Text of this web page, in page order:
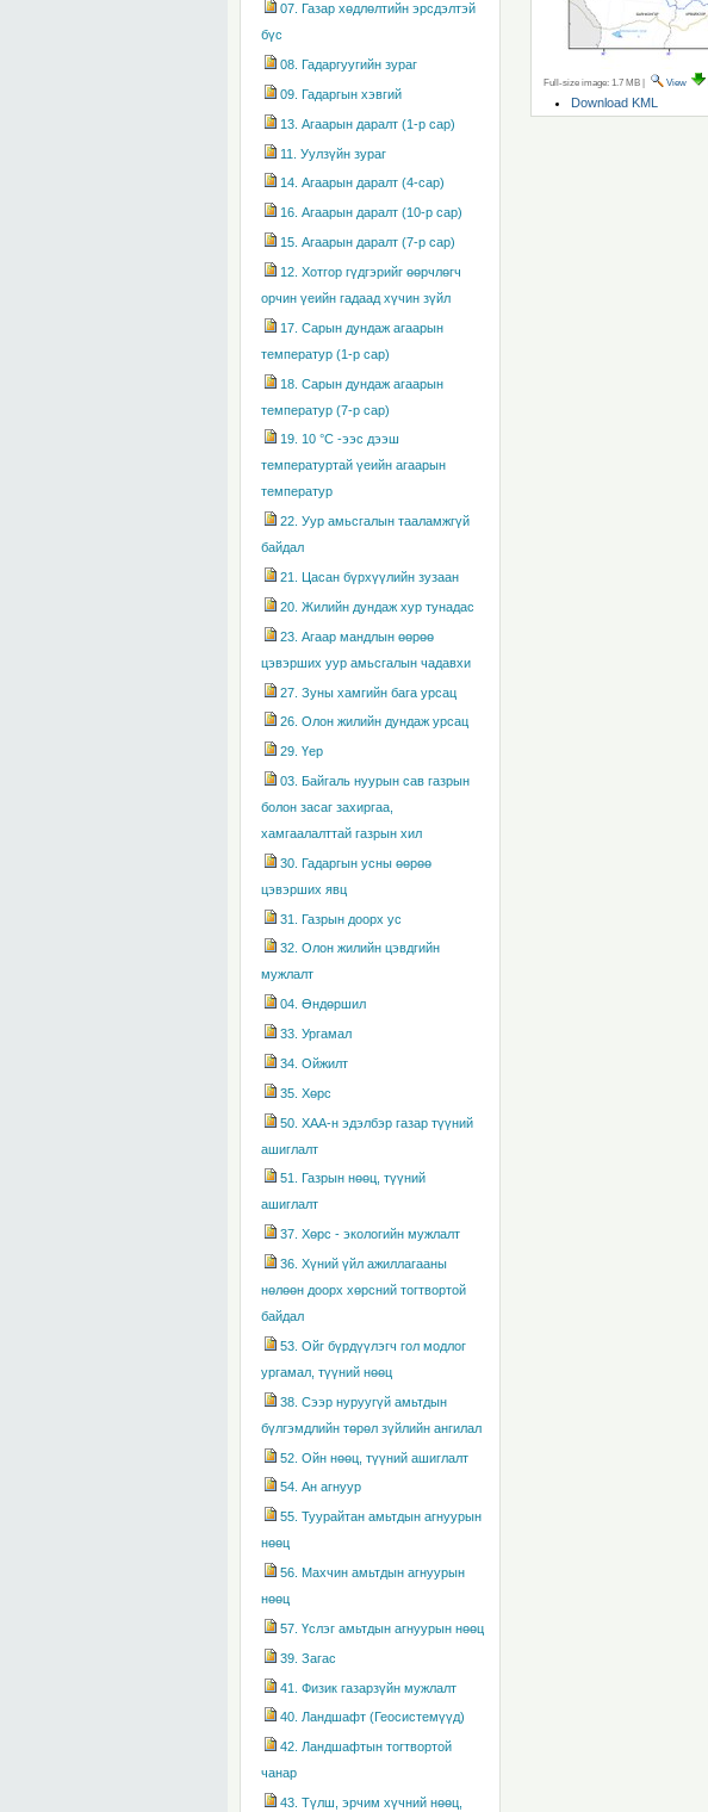
Full-size image: 1.7 MB | View
Document
Actions
Download KML
07. Газар хөдлөлтийн эрсдэлтэй
бүс
08. Гадаргуугийн зураг
09. Гадаргын хэвгий
13. Агаарын даралт (1-р сар)
11. Уулзүйн зураг
14. Агаарын даралт (4-сар)
16. Агаарын даралт (10-р сар)
15. Агаарын даралт (7-р сар)
12. Хотгор гүдгэрийг өөрчлөгч
орчин үеийн гадаад хүчин зүйл
17. Сарын дундаж агаарын
температур (1-р сар)
18. Сарын дундаж агаарын
температур (7-р сар)
19. 10 °С -ээс дээш
температуртай үеийн агаарын
температур
22. Уур амьсгалын тааламжгүй
байдал
21. Цасан бүрхүүлийн зузаан
20. Жилийн дундаж хур тунадас
23. Агаар мандлын өөрөө
цэвэрших уур амьсгалын чадавхи
27. Зуны хамгийн бага урсац
26. Олон жилийн дундаж урсац
29. Үер
03. Байгаль нуурын сав газрын
болон засаг захиргаа,
хамгаалалттай газрын хил
30. Гадаргын усны өөрөө
цэвэрших явц
31. Газрын доорх ус
32. Олон жилийн цэвдгийн
мужлалт
04. Өндөршил
33. Ургамал
34. Ойжилт
35. Хөрс
50. ХАА-н эдэлбэр газар түүний
ашиглалт
51. Газрын нөөц, түүний
ашиглалт
37. Хөрс - экологийн мужлалт
36. Хүний үйл ажиллагааны
нөлөөн доорх хөрсний тогтвортой
байдал
53. Ойг бүрдүүлэгч гол модлог
ургамал, түүний нөөц
38. Сээр нуруугүй амьтдын
бүлгэмдлийн төрөл зүйлийн ангилал
52. Ойн нөөц, түүний ашиглалт
54. Ан агнуур
55. Туурайтан амьтдын агнуурын
нөөц
56. Махчин амьтдын агнуурын
нөөц
57. Үслэг амьтдын агнуурын нөөц
39. Загас
41. Физик газарзүйн мужлалт
40. Ландшафт (Геосистемүүд)
42. Ландшафтын тогтвортой
чанар
43. Түлш, эрчим хүчний нөөц,